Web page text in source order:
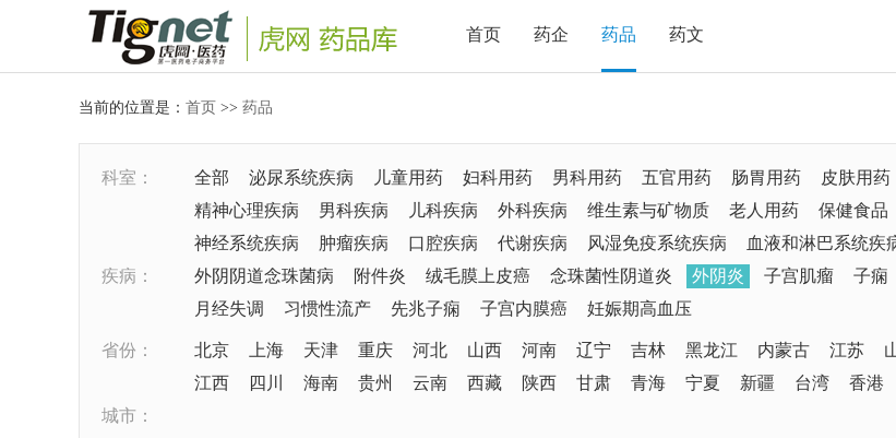
首页 药企 药品 药文
当前的位置是： 首页 >> 药品
科室： 全部 泌尿系统疾病 儿童用药 妇科用药 男科用药 五官用药 肠胃用药 皮肤用药
精神心理疾病
男科疾病 儿科疾病 外科疾病 维生素与矿物质 老人用药 保健食品
神经系统疾病
肿瘤疾病 口腔疾病 代谢疾病 风湿免疫系统疾病 血液和淋巴系统疾
疾病：
外阴阴道念珠菌病 附件炎 绒毛膜上皮癌 念珠菌性阴道炎 外阴炎 子宫肌瘤 子痫
月经失调
习惯性流产 先兆子痫 子宫内膜癌 妊娠期高血压
省份： 北京 上海 天津 重庆 河北 山西 河南 辽宁 吉林 黑龙江 内蒙古 江苏
江西
四川 海南 贵州 云南 西藏 陕西 甘肃 青海 宁夏 新疆 台湾 香港
城市：